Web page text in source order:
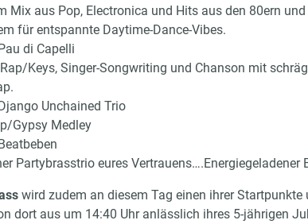
Mix aus Pop, Electronica und Hits aus den 80ern
für entspannte Daytime-Dance-Vibes.
di Capelli
Keys, Singer-Songwriting und Chanson mit
Unchained Trio
Gypsy Medley
Partybrasstrio eures Vertrauens….Energiegeladener
wird zudem an diesem Tag einen ihrer
dort aus um 14:40 Uhr anlässlich ihres 5-jährigen